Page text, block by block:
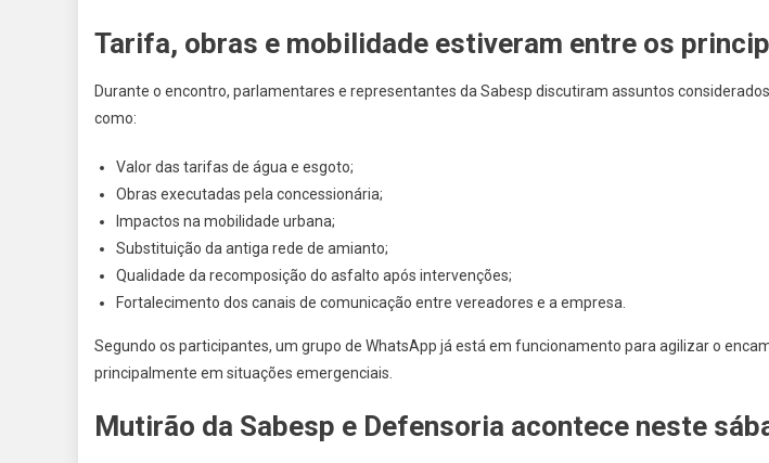
Tarifa, obras e mobilidade estiveram entre os
Durante o encontro, parlamentares e representantes da Sabesp discutiram assuntos
como:
Valor das tarifas de água e esgoto;
Obras executadas pela concessionária;
Impactos na mobilidade urbana;
Substituição da antiga rede de amianto;
Qualidade da recomposição do asfalto após intervenções;
Fortalecimento dos canais de comunicação entre vereadores e a empresa.
Segundo os participantes, um grupo de WhatsApp já está em funcionamento para agilizar o
principalmente em situações emergenciais.
Mutirão da Sabesp e Defensoria acontece neste